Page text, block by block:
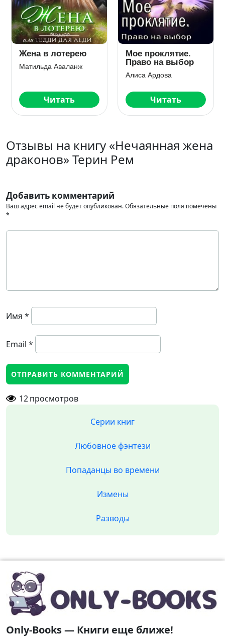
Жена в лотерею
Матильда Аваланж
Читать
Мое проклятие.
Право на выбор
Алиса Ардова
Читать
Отзывы на книгу «Нечаянная жена
драконов» Терин Рем
Добавить комментарий
Ваш адрес email не будет опубликован.Обязательные поля помечены
*
Имя *
Email *
12просмотров
Серии книг
Любовное фэнтези
Попаданцы во времени
Измены
Разводы
Only-Books — Книги еще ближе!